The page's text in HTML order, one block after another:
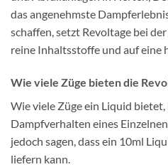
das angenehmste
schaffen, setzt Revoltage bei
reine Inhaltsstoffe und auf eine
Wie viele Züge bieten die
Wie viele Züge ein Liquid
Dampfverhalten eines
jedoch sagen, dass ein 10ml
liefern kann.